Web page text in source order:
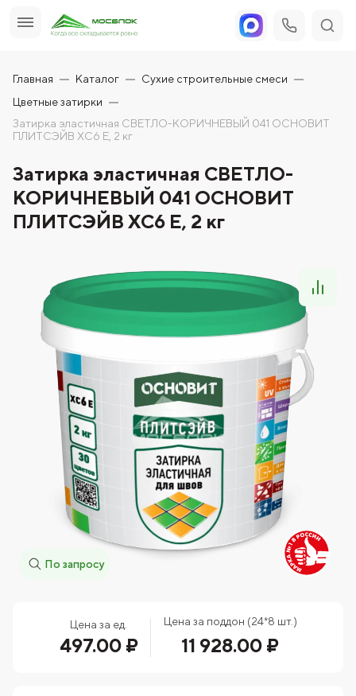
Главная Каталог
Сухие строительные смеси
Цветные затирки
Затирка эластичная СВЕТЛО-КОРИЧНЕВЫЙ 041 ОСНОВИТ
ПЛИТСЭЙВ XC6 E, 2 кг
Затирка эластичная СВЕТЛО-
КОРИЧНЕВЫЙ 041 ОСНОВИТ
ПЛИТСЭЙВ XC6 E, 2 кг
По запросу
Цена за ед.
497.00 ₽
Цена за поддон (24*8 шт.)
11 928.00 ₽